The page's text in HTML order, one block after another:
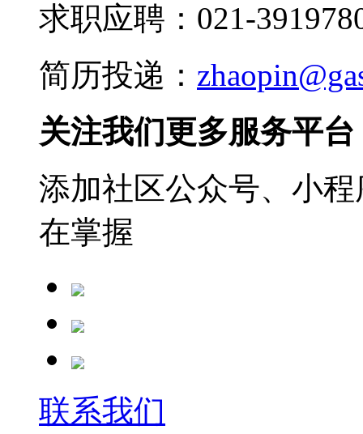
求职应聘：021-
简历投递：
关注我们更多服务平台
添加社区公众号、小
在掌握
联系我们